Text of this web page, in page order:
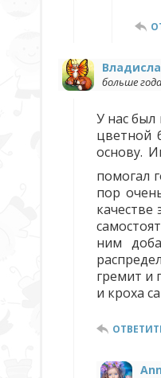
больше
У нас был
цветной
основу.
помогал
пор
ним
гремит и
и кроха